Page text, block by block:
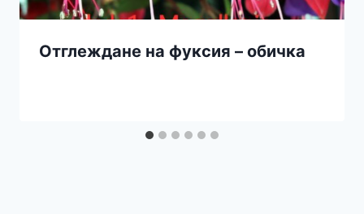
Отглеждане на фуксия – обичка